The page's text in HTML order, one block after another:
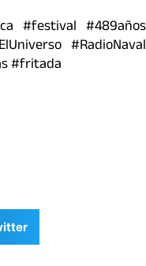
#festival #489años
#RadioNaval
#fritada